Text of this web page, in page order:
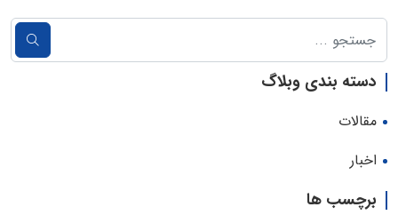
دسته بندی وبلاگ
مقالات
اخبار
برچسب ها